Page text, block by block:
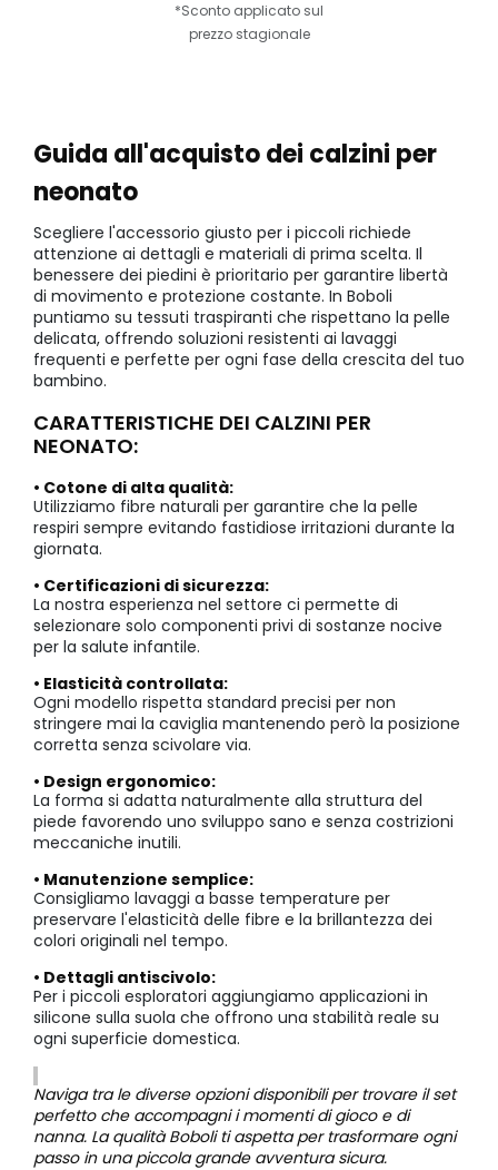
*Sconto applicato sul
prezzo stagionale
Guida all'acquisto dei calzini per
neonato
Scegliere l'accessorio giusto per i piccoli richiede
attenzione ai dettagli e materiali di prima scelta. Il
benessere dei piedini è prioritario per garantire libertà
di movimento e protezione costante. In Boboli
puntiamo su tessuti traspiranti che rispettano la pelle
delicata, offrendo soluzioni resistenti ai lavaggi
frequenti e perfette per ogni fase della crescita del tuo
bambino.
CARATTERISTICHE DEI CALZINI PER
NEONATO:
• Cotone di alta qualità:
Utilizziamo fibre naturali per garantire che la pelle
respiri sempre evitando fastidiose irritazioni durante la
giornata.
• Certificazioni di sicurezza:
La nostra esperienza nel settore ci permette di
selezionare solo componenti privi di sostanze nocive
per la salute infantile.
• Elasticità controllata:
Ogni modello rispetta standard precisi per non
stringere mai la caviglia mantenendo però la posizione
corretta senza scivolare via.
• Design ergonomico:
La forma si adatta naturalmente alla struttura del
piede favorendo uno sviluppo sano e senza costrizioni
meccaniche inutili.
• Manutenzione semplice:
Consigliamo lavaggi a basse temperature per
preservare l'elasticità delle fibre e la brillantezza dei
colori originali nel tempo.
• Dettagli antiscivolo:
Per i piccoli esploratori aggiungiamo applicazioni in
silicone sulla suola che offrono una stabilità reale su
ogni superficie domestica.
Naviga tra le diverse opzioni disponibili per trovare il set
perfetto che accompagni i momenti di gioco e di
nanna. La qualità Boboli ti aspetta per trasformare ogni
passo in una piccola grande avventura sicura.